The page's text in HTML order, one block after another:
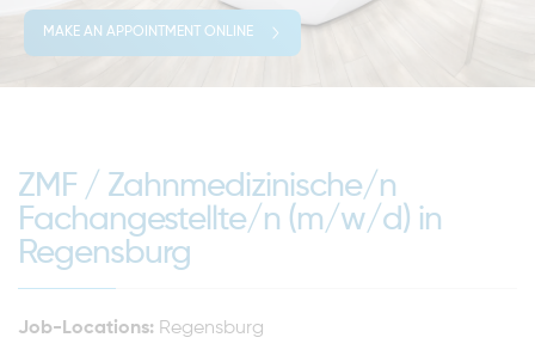
MAKE AN APPOINTMENT ONLINE
ZMF / Zahnmedizinische/n
Fachangestellte/n (m/w/d) in
Regensburg
Job-Locations: Regensburg